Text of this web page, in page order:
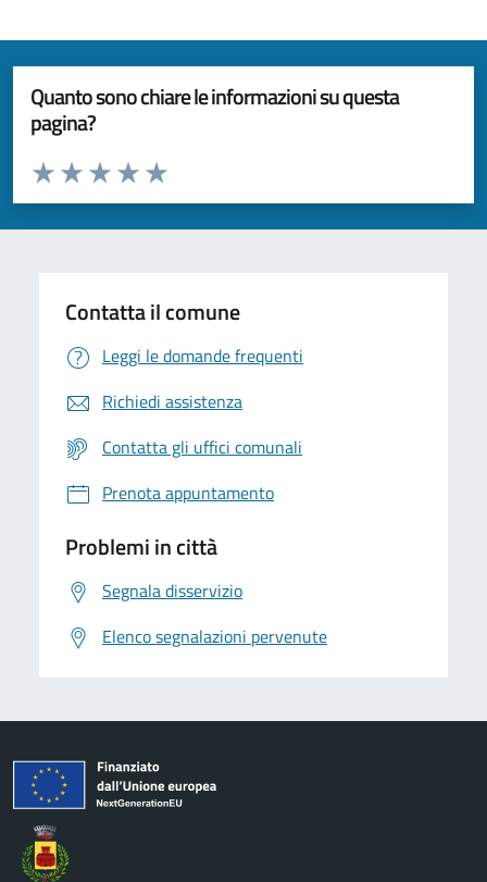
Quanto sono chiare le informazioni su questa
pagina?
Valuta da 1 a 5 stelle la pagina
Valuta 5 stelle su 5
Valuta 4 stelle su 5
Valuta 3 stelle su 5
Valuta 2 stelle su 5
Valuta 1 stelle su 5
Contatta il comune
Leggi le domande frequenti
Richiedi assistenza
Contatta gli uffici comunali
Prenota appuntamento
Problemi in città
Segnala disservizio
Elenco segnalazioni pervenute